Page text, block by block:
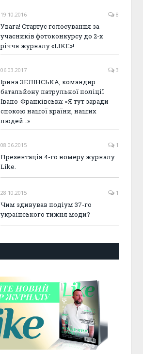
19.10.2016 8
Увага! Стартує голосування за
учасників фотоконкурсу до 2-х
річчя журналу «LIKE»!
06.03.2017 3
Ірина ЗЕЛІНСЬКА, командир
батальйону патрульної поліції
Івано-Франківська: «Я тут заради
спокою нашої країни, наших
людей…»
08.06.2015 1
Презентація 4-го номеру журналу
Like.
28.10.2015 1
Чим здивував подіум 37-го
українського тижня моди?